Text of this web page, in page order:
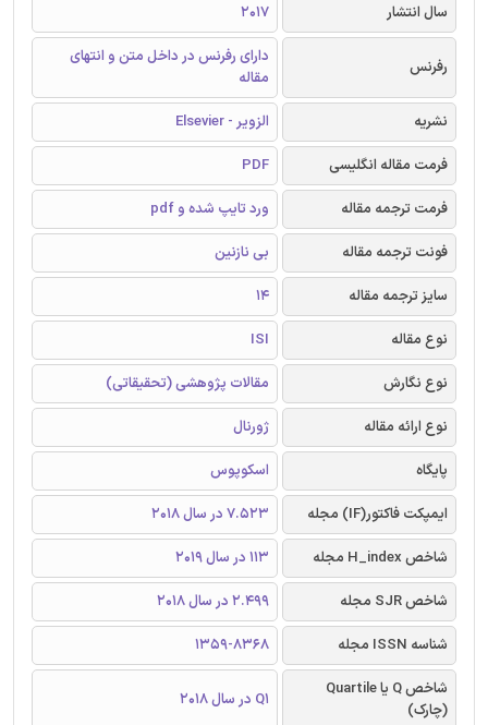
سال انتشار
2017
رفرنس
دارای رفرنس در داخل متن و انتهای
مقاله
نشریه
الزویر - Elsevier
فرمت مقاله انگلیسی
PDF
فرمت ترجمه مقاله
ورد تایپ شده و pdf
فونت ترجمه مقاله
بی نازنین
سایز ترجمه مقاله
14
نوع مقاله
ISI
نوع نگارش
مقالات پژوهشی (تحقیقاتی)
نوع ارائه مقاله
ژورنال
پایگاه
اسکوپوس
ایمپکت فاکتور(IF) مجله
7.523 در سال 2018
شاخص H_index مجله
113 در سال 2019
شاخص SJR مجله
2.499 در سال 2018
شناسه ISSN مجله
1359-8368
شاخص Q یا Quartile
(چارک)
Q1 در سال 2018